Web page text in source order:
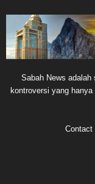
Sabah News adalah
kontroversi yang
Contact